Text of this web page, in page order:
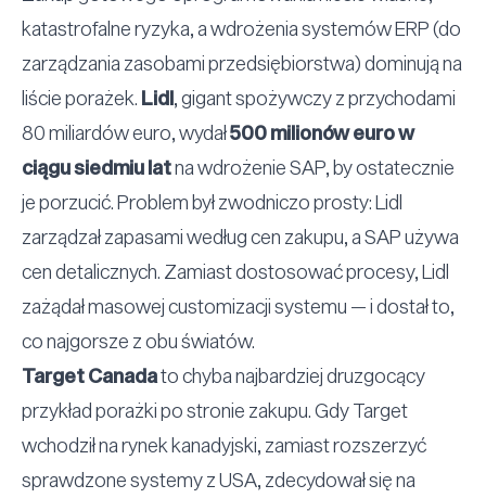
katastrofalne ryzyka, a wdrożenia systemów ERP (do
zarządzania zasobami przedsiębiorstwa) dominują na
liście porażek. Lidl, gigant spożywczy z przychodami
80 miliardów euro, wydał500 milionów euro w
ciągu siedmiu latna wdrożenie SAP, by ostatecznie
je porzucić. Problem był zwodniczo prosty: Lidl
zarządzał zapasami według cen zakupu, a SAP używa
cen detalicznych. Zamiast dostosować procesy, Lidl
zażądał masowej customizacji systemu — i dostał to,
co najgorsze z obu światów.
Target Canadato chyba najbardziej druzgocący
przykład porażki po stronie zakupu. Gdy Target
wchodził na rynek kanadyjski, zamiast rozszerzyć
sprawdzone systemy z USA, zdecydował się na